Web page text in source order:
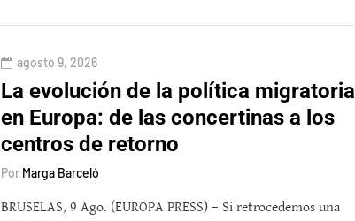
agosto 9, 2026
La evolución de la política migratoria
en Europa: de las concertinas a los
centros de retorno
Por Marga Barceló
BRUSELAS, 9 Ago. (EUROPA PRESS) – Si retrocedemos una